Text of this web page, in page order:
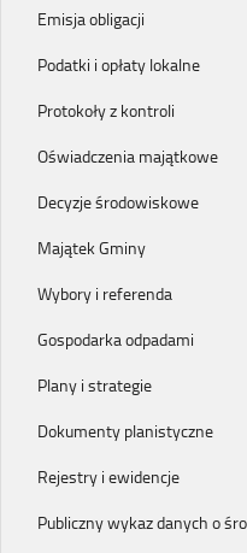
Emisja obligacji
Podatki i opłaty lokalne
Protokoły z kontroli
Oświadczenia majątkowe
Decyzje środowiskowe
Majątek Gminy
Wybory i referenda
Gospodarka odpadami
Plany i strategie
Dokumenty planistyczne
Rejestry i ewidencje
Publiczny wykaz danych o